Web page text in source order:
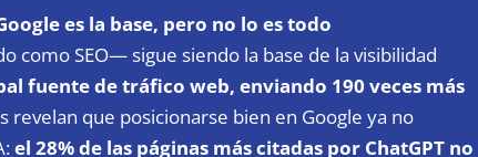
es la base, pero no lo es todo
como SEO— sigue siendo la base de la visibilidad
fuente de tráfico web, enviando 190 veces más
revelan que posicionarse bien en Google ya no
el 28% de las páginas más citadas por ChatGPT no